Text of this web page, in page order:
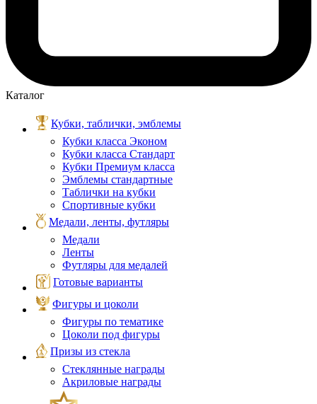
Каталог
Кубки, таблички, эмблемы
Кубки класса Эконом
Кубки класса Стандарт
Кубки Премиум класса
Эмблемы стандартные
Таблички на кубки
Спортивные кубки
Медали, ленты, футляры
Медали
Ленты
Футляры для медалей
Готовые варианты
Фигуры и цоколи
Фигуры по тематике
Цоколи под фигуры
Призы из стекла
Стеклянные награды
Акриловые награды